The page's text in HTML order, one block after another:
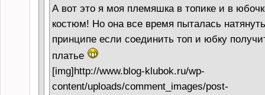
А вот это я моя племяшка в топике и в
костюм! Но она все время пыталась
принципе если соединить топ и юбку
платье
[img]http://www.blog-klubok.ru/wp-
content/uploads/comment_images/post-